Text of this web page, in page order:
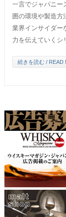
一言でジャパニー
囲の環境や製造方
業界インサイダー
力を伝えていくシ
続きを読む / READ